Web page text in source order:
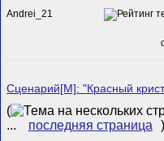
Andrei_21
Сценарий[M]: "Красный
(
...
последняя страница )